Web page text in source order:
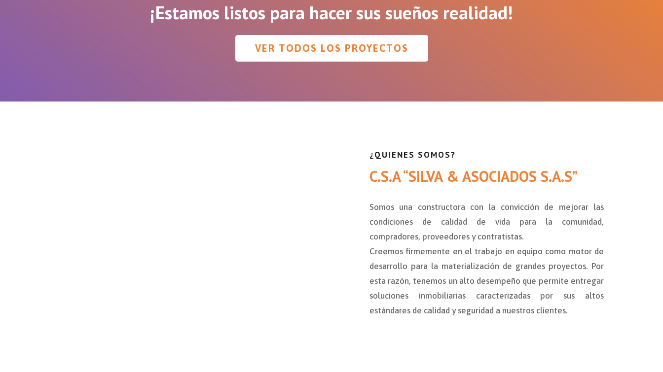
¡Estamos listos para hacer sus sueños realidad!
VER TODOS LOS PROYECTOS
¿QUIENES SOMOS?
C.S.A “SILVA & ASOCIADOS S.A.S”
Somos una constructora con la convicción de mejorar las
condiciones de calidad de vida para la comunidad,
compradores, proveedores y contratistas.
Creemos firmemente en el trabajo en equipo como motor de
desarrollo para la materialización de grandes proyectos. Por
esta razón, tenemos un alto desempeño que permite entregar
soluciones inmobiliarias caracterizadas por sus altos
estándares de calidad y seguridad a nuestros clientes.